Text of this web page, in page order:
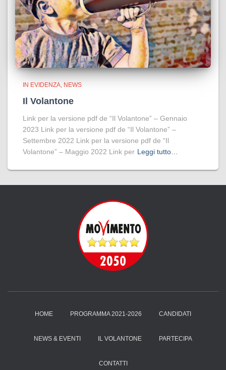
IN EVIDENZA NEWS
Il Volantone
Link per la versione pdf de “Il Volantone” – Gennaio
2023 Link per la versione pdf de “Il Volantone” –
Settembre 2022 Link per la versione pdf de “Il
Volantone” – Maggio 2022 Link per Leggi tutto…
HOME PROGRAMMA 2021-2026 CANDIDATI
NEWS & EVENTI IL VOLANTONE PARTECIPA
CONTATTI